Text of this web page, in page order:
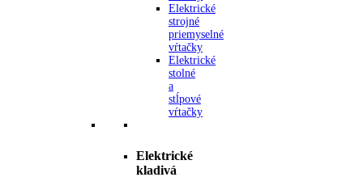
Elektrické
strojné
priemyselné
vŕtačky
Elektrické
stolné
a
stĺpové
vŕtačky
Elektrické
kladivá